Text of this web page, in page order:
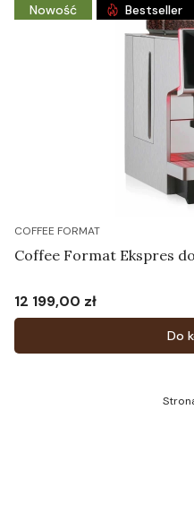
Nowość Bestseller
COFFEE FORMAT
Coffee Format Ekspres
Cena
12 199,00 zł
Do